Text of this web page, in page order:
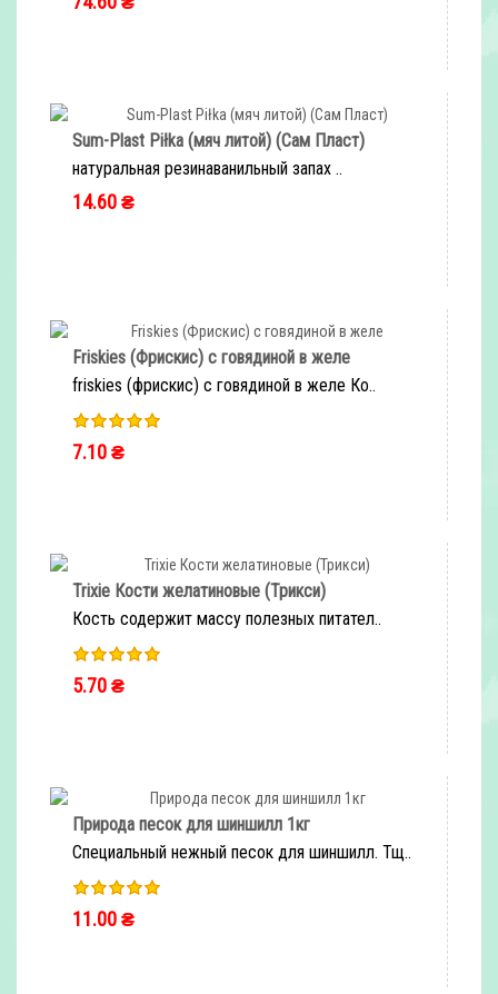
Sum-Plast Piłka (мяч литой) (Сам Пласт)
натуральная резинаванильный запах ..
14.60 ₴
Friskies (Фрискис) с говядиной в желе
friskies (фрискис) с говядиной в желе Ко..
7.10 ₴
Trixie Кости желатиновые (Трикси)
Кость содержит массу полезных питател..
5.70 ₴
Природа песок для шиншилл 1кг
Специальный нежный песок для шиншилл. Тщ..
11.00 ₴